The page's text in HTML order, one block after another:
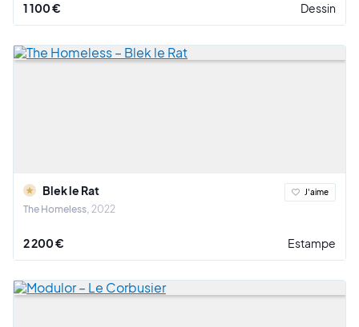
1 100 € Dessin
Blek le Rat
The Homeless 2022
J'aime
2 200 € Estampe